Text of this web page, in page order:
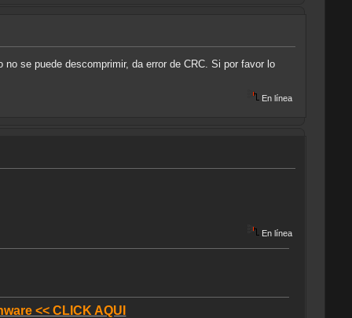
se puede descomprimir, da error de CRC. Si por favor lo
En línea
En línea
<< CLICK AQUI